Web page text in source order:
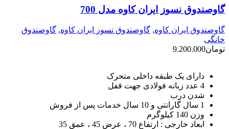
گاوصندوق نسوز ایران کاوه مدل 700
گاوصندوق ایران کاوه, گاوصندوق نسوز ایران کاوه, گاوصندوق
خانگی
تومان9.200.000
دارای یک طبقه داخلی متحرک
4 عدد زبانه فولادی جهت قفل
شدن درب
1 سال گارانتی و 10 سال خدمات پس از فروش
وزن 140 کیلوگرم
ابعاد خارجی : ارتفاع 70 ، عرض 45 ، عمق 35